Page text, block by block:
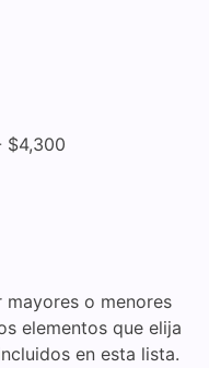
$4,300
o menores
elementos que elija
en esta lista.